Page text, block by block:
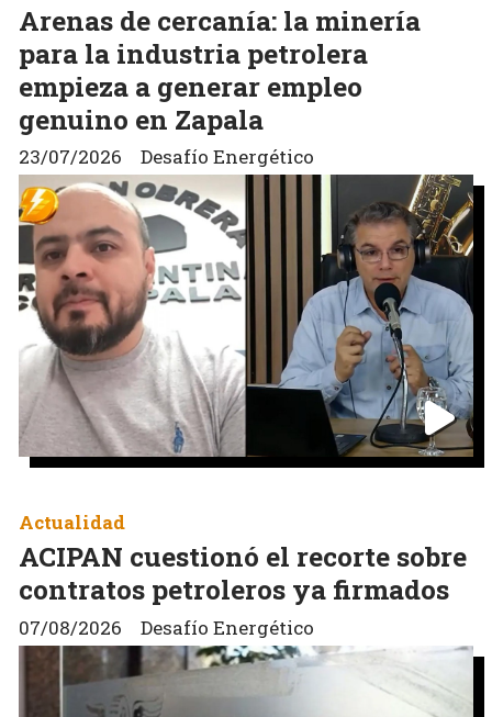
Arenas de cercanía: la minería
para la industria petrolera
empieza a generar empleo
genuino en Zapala
Desafío Energético
23/07/2026
ACIPAN cuestionó el recorte sobre
contratos petroleros ya firmados
Desafío Energético
Actualidad
07/08/2026